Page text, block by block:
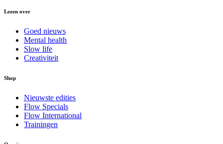
Lezen over
Goed nieuws
Mental health
Slow life
Creativiteit
Shop
Nieuwste edities
Flow Specials
Flow International
Trainingen